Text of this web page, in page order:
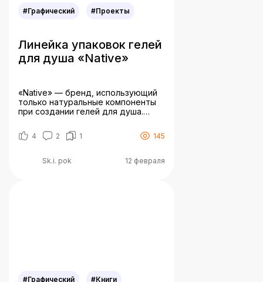
#Графический #Проекты
Линейка упаковок гелей
для душа «Native»
«Native» — бренд, использующий
только натуральные компоненты
при создании гелей для душа.
перенесетесь в любимое место и
прочувствуете его полностью.
4 2 1 145
Sk.i. pok 12 февраля
#Графический #Книги